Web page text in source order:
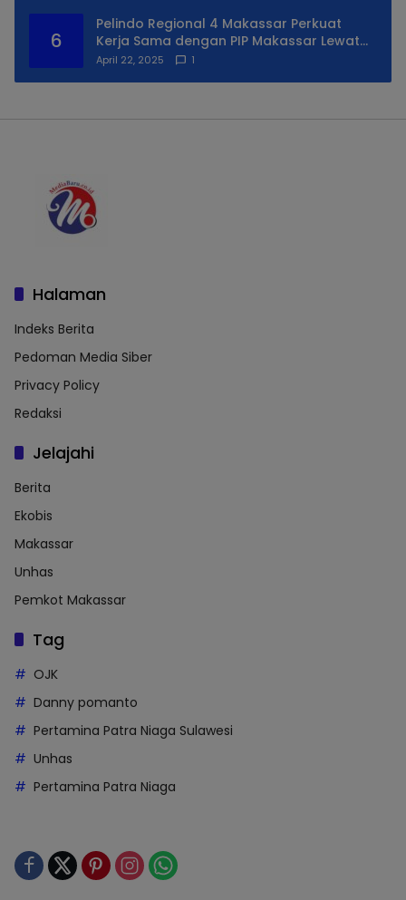
6
Pelindo Regional 4 Makassar Perkuat
Kerja Sama dengan PIP Makassar Lewat
Praktek Lapangan
April 22, 2025 1
Halaman
Indeks Berita
Pedoman Media Siber
Privacy Policy
Redaksi
Jelajahi
Berita
Ekobis
Makassar
Unhas
Pemkot Makassar
Tag
OJK
Danny pomanto
Pertamina Patra Niaga Sulawesi
Unhas
Pertamina Patra Niaga